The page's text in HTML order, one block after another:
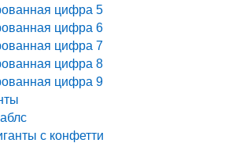
цифра 5
цифра 6
цифра 7
цифра 8
цифра 9
с конфетти